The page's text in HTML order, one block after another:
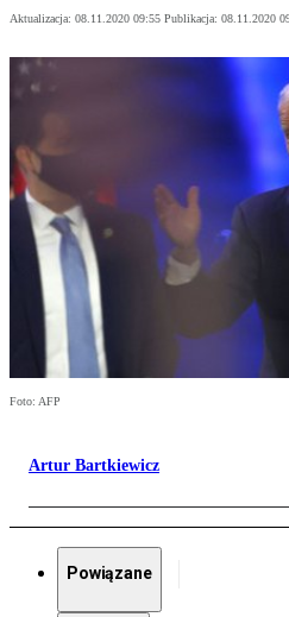
Aktualizacja: 08.11.2020 09:55 Publikacja: 08.11.2020
Foto: AFP
Artur Bartkiewicz
Powiązane